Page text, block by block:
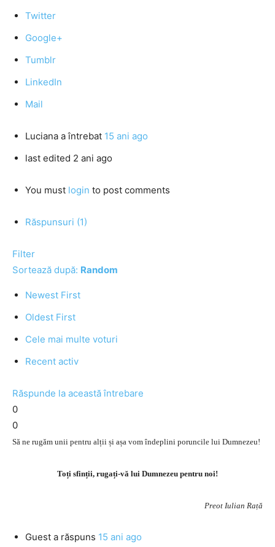
Twitter
Google+
Tumblr
LinkedIn
Mail
Luciana a întrebat 15 ani ago
last edited 2 ani ago
You must login to post comments
Răspunsuri (1)
Filter
Sortează după: Random
Newest First
Oldest First
Cele mai multe voturi
Recent activ
Răspunde la această întrebare
0
0
Să ne rugăm unii pentru alții și așa vom îndeplini poruncile lui Dumnezeu!
Toți sfinții, rugați-vă lui Dumnezeu pentru noi!
Preot Iulian Rață
Guest a răspuns 15 ani ago